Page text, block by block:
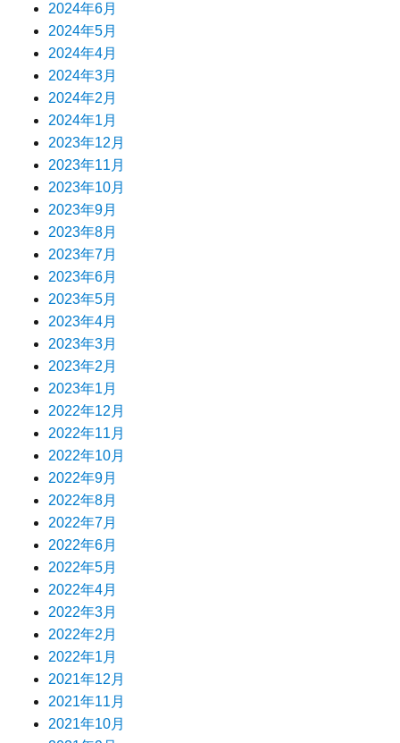
2024年6月
2024年5月
2024年4月
2024年3月
2024年2月
2024年1月
2023年12月
2023年11月
2023年10月
2023年9月
2023年8月
2023年7月
2023年6月
2023年5月
2023年4月
2023年3月
2023年2月
2023年1月
2022年12月
2022年11月
2022年10月
2022年9月
2022年8月
2022年7月
2022年6月
2022年5月
2022年4月
2022年3月
2022年2月
2022年1月
2021年12月
2021年11月
2021年10月